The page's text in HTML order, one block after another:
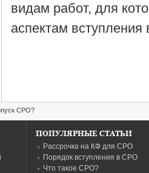
видам работ, для
аспектам
СРО?
ПОПУЛЯРНЫЕ СТАТЬИ
Рассрочка на КФ для СРО
Порядок вступления в СРО
Что такое СРО?